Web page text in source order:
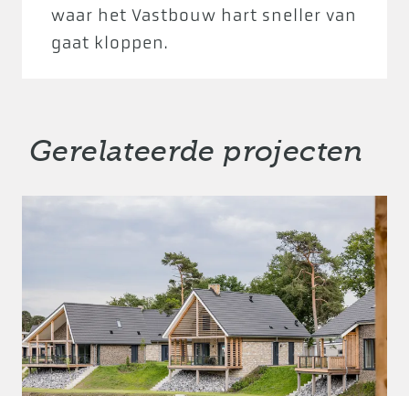
waar het Vastbouw hart sneller van
gaat kloppen.
Gerelateerde projecten